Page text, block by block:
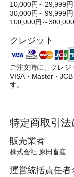
10,000円～29,999円
30,000円～99,999円
100,000円～
クレジット
ご注文時に、クレジ
VISA・Master・
す。
特定商取引
販売業者
株式会社 原田畜産
運営統括責任者